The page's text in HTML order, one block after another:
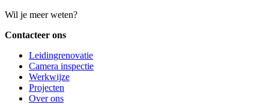
Wil je meer weten?
Contacteer ons
Leidingrenovatie
Camera inspectie
Werkwijze
Projecten
Over ons